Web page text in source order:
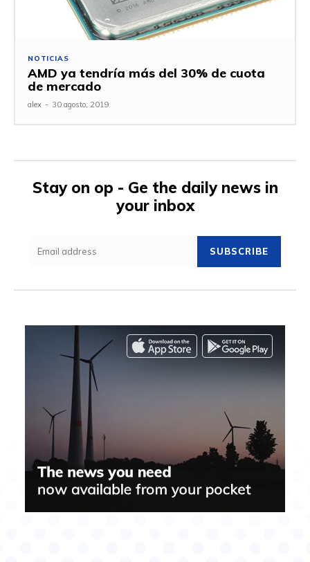
NOTICIAS
AMD ya tendría más del 30% de cuota
de mercado
alex - 30 agosto, 2019
Stay on op - Ge the daily news in
your inbox
SUBSCRIBE